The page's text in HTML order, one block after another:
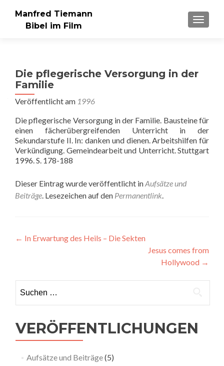
Manfred Tiemann
Bibel im Film
Die pflegerische Versorgung in der
Familie
Veröffentlicht am 1996
Die pflegerische Versorgung in der Familie. Bausteine für
einen fächerübergreifenden Unterricht in der
Sekundarstufe II. In: danken und dienen. Arbeitshilfen für
Verkündigung. Gemeindearbeit und Unterricht. Stuttgart
1996. S. 178-188
Dieser Eintrag wurde veröffentlicht inAufsätze und
Beiträge. Lesezeichen auf den Permanentlink.
Beitragsnavigation
← In Erwartung des Heils – Die Sekten
Jesus comes from
Hollywood →
VERÖFFENTLICHUNGEN
Aufsätze und Beiträge(5)